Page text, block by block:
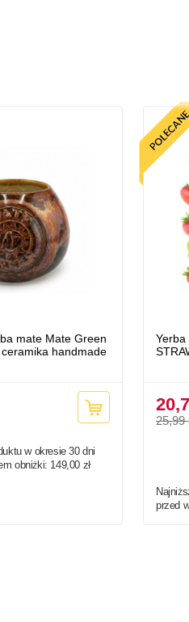
mate Mate Green
handmade
w okresie 30 dni
obniżki: 149,00 zł
Yerba
25,99
przed